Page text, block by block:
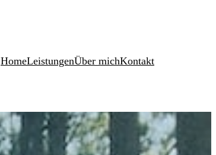
HomeLeistungenÜber michKontakt